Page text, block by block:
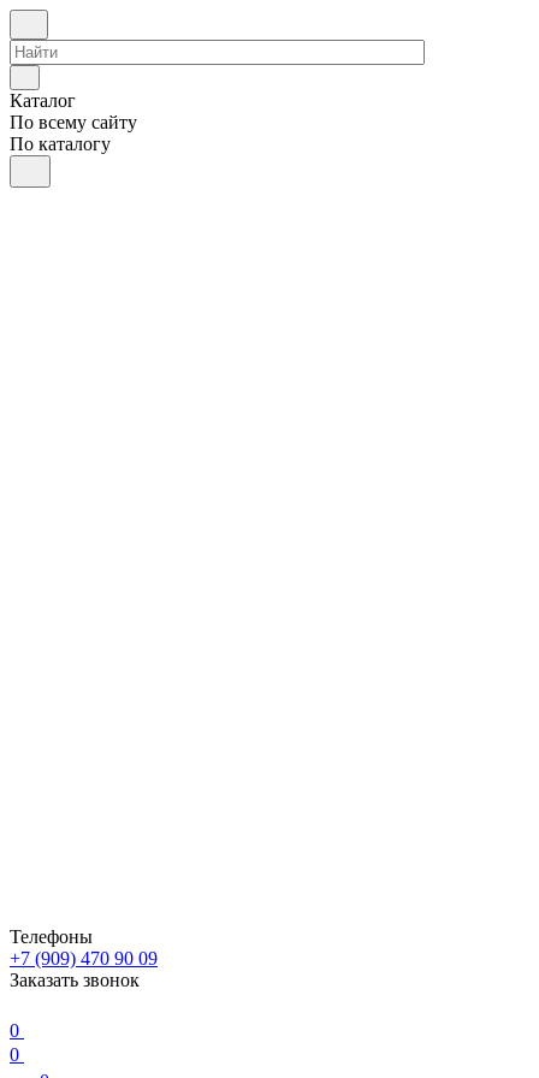
Каталог
По всему сайту
По каталогу
Телефоны
+7 (909) 470 90 09
Заказать звонок
0
0